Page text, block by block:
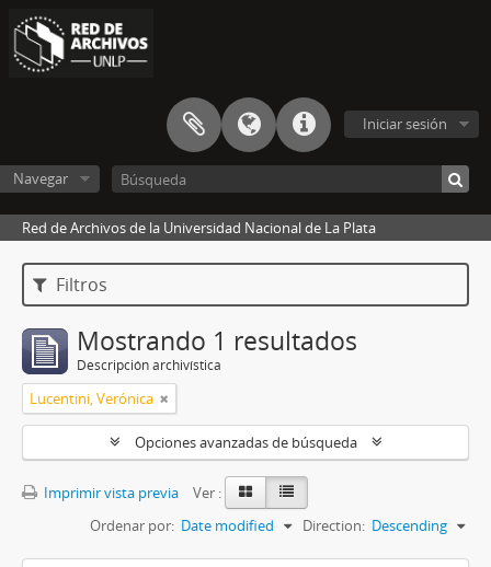
Iniciar sesión
Navegar
Red de Archivos de la Universidad Nacional de La Plata
Filtros
Mostrando 1 resultados
Descripción archivística
Lucentini, Verónica
Opciones avanzadas de búsqueda
Imprimir vista previa
Ver :
Ordenar por: Date modified Direction: Descending